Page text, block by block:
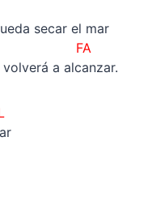
secar el mar
FA
a alcanzar.